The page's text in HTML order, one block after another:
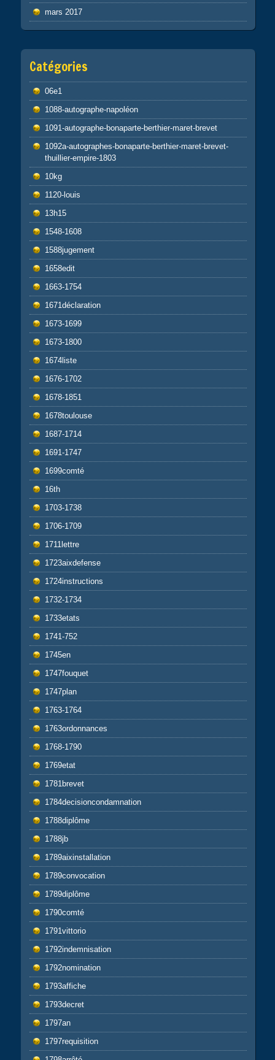
mars 2017
Catégories
06e1
1088-autographe-napoléon
1091-autographe-bonaparte-berthier-maret-brevet
1092a-autographes-bonaparte-berthier-maret-brevet-
thuillier-empire-1803
10kg
1120-louis
13h15
1548-1608
1588jugement
1658edit
1663-1754
1671déclaration
1673-1699
1673-1800
1674liste
1676-1702
1678-1851
1678toulouse
1687-1714
1691-1747
1699comté
16th
1703-1738
1706-1709
1711lettre
1723aixdefense
1724instructions
1732-1734
1733etats
1741-752
1745en
1747fouquet
1747plan
1763-1764
1763ordonnances
1768-1790
1769etat
1781brevet
1784decisioncondamnation
1788diplôme
1788jb
1789aixinstallation
1789convocation
1789diplôme
1790comté
1791vittorio
1792indemnisation
1792nomination
1793affiche
1793decret
1797an
1797requisition